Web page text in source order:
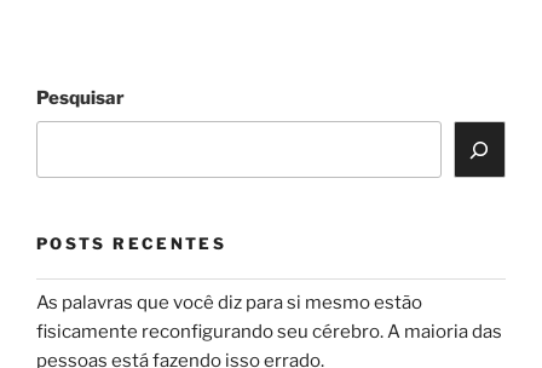
Pesquisar
POSTS RECENTES
As palavras que você diz para si mesmo estão
fisicamente reconfigurando seu cérebro. A maioria das
pessoas está fazendo isso errado.